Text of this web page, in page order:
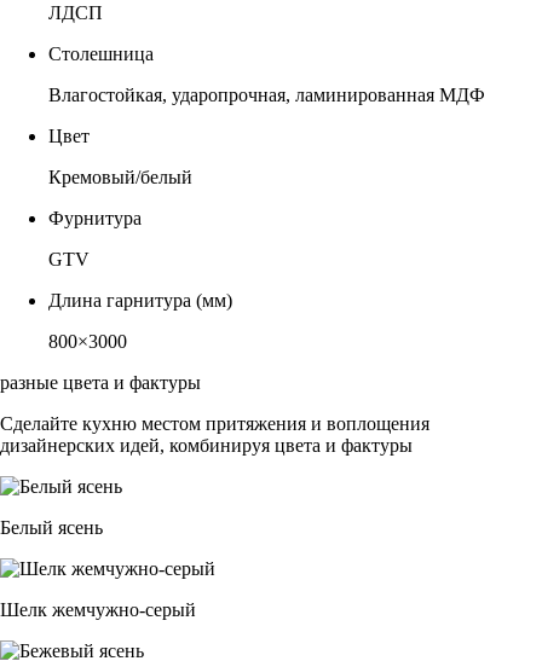
ЛДСП
Столешница
Влагостойкая, ударопрочная, ламинированная МДФ
Цвет
Кремовый/белый
Фурнитура
GTV
Длина гарнитура (мм)
800×3000
разные цвета и фактуры
Сделайте кухню местом притяжения и воплощения
дизайнерских идей, комбинируя цвета и фактуры
Белый ясень
Шелк жемчужно-серый